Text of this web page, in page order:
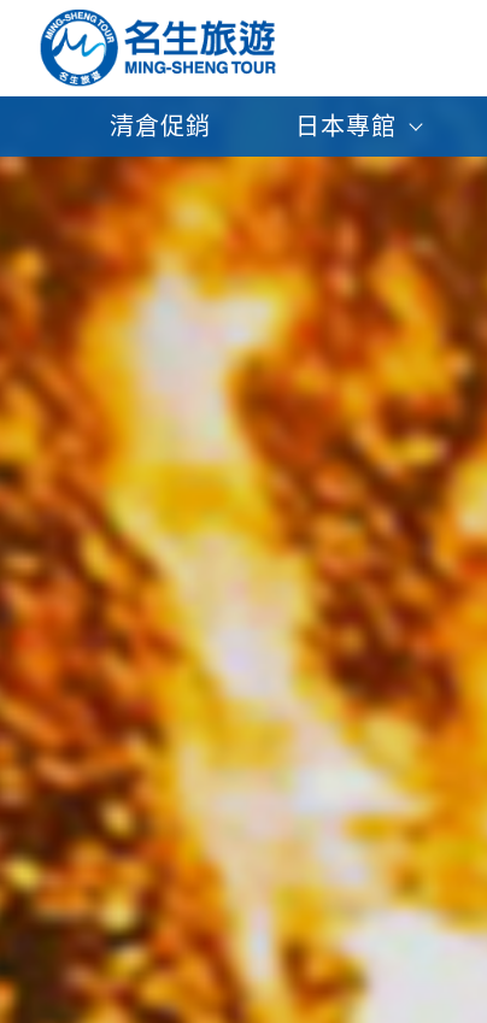
清倉促銷 日本專館